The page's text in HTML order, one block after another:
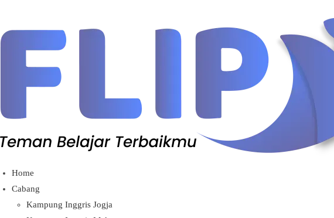
Home
Cabang
Kampung Inggris Jogja